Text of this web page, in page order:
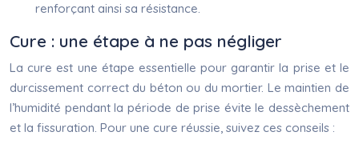
renforçant ainsi sa résistance.
Cure : une étape à ne pas négliger
La cure est une étape essentielle pour garantir la prise et le
durcissement correct du béton ou du mortier. Le maintien de
l’humidité pendant la période de prise évite le dessèchement
et la fissuration. Pour une cure réussie, suivez ces conseils :